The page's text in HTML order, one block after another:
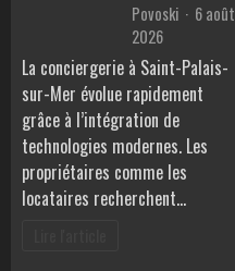
Povoski
6 août
2026
La conciergerie à Saint-Palais-
sur-Mer évolue rapidement
grâce à l’intégration de
technologies modernes. Les
propriétaires comme les
locataires recherchent…